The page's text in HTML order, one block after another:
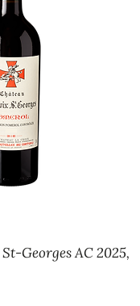
Georges AC 2025,